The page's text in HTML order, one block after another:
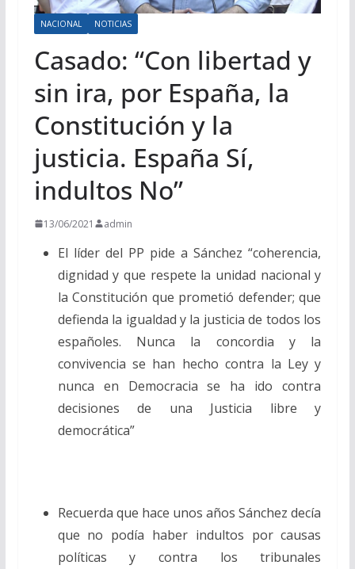
NACIONAL NOTICIAS
Casado: “Con libertad y
sin ira, por España, la
Constitución y la
justicia. España Sí,
indultos No”
13/06/2021 admin
El líder del PP pide a Sánchez “coherencia,
dignidad y que respete la unidad nacional y
la Constitución que prometió defender; que
defienda la igualdad y la justicia de todos los
españoles. Nunca la concordia y la
convivencia se han hecho contra la Ley y
nunca en Democracia se ha ido contra
decisiones de una Justicia libre y
democrática”
Recuerda que hace unos años Sánchez decía
que no podía haber indultos por causas
políticas y contra los tribunales